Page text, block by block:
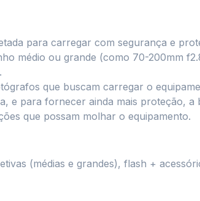
para carregar com segurança e
médio ou grande (como 70-200mm
que buscam carregar o
e para fornecer ainda mais proteção,
que possam molhar o equipamento.
(médias e grandes), flash +